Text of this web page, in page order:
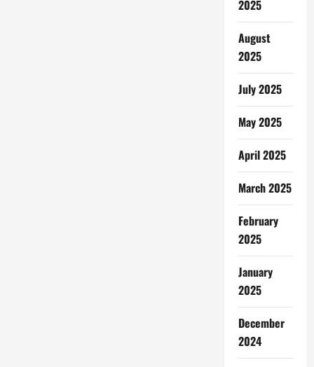
2025
August
2025
July 2025
May 2025
April 2025
March 2025
February
2025
January
2025
December
2024